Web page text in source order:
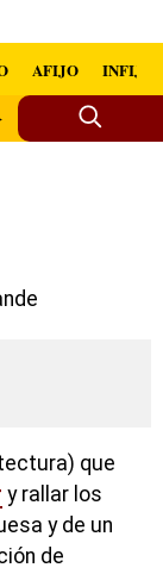
AFIJO INFIJO
que
y rallar los
y de un
de